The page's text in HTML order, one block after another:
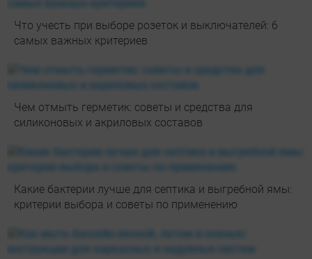
Что учесть при выборе розеток и выключателей: 6
самых важных критериев
Чем отмыть герметик: советы и средства для
силиконовых и акриловых составов
Какие бактерии лучше для септика и выгребной ямы:
критерии выбора и советы по применению